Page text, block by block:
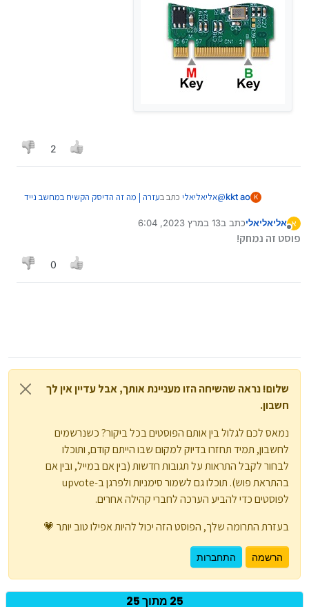
2
K
kkt ao
@אליאליאלי כתב בעזרה | מה זה הדיסק הקשיח במחשב נייד
א אליאליאליכתב ב13 במרץ 2023, 6:04
נערך לאחרונה על ידי אליאליאלי
פוסט זה נמחק!
0
שלום! נראה שהשיחה הזו מעניינת אותך, אבל עדיין אין לך
חשבון.
נמאס לכם לגלול בין אותם הפוסטים בכל ביקור? כשנרשמים
לחשבון, תמיד תחזרו בדיוק למקום שבו הייתם קודם, ותוכלו
לבחור לקבל התראות על תגובות חדשות (בין אם במייל, ובין אם
בהתראת פוש). תוכלו גם לשמור סימניות ולפרגן ב-upvote
לפוסטים כדי להביע הערכה לחברי קהילה אחרים.
בעזרת התרומה שלך, הפוסט הזה יכול להיות אפילו טוב יותר 💗
הרשמה התחברות
25 מתוך 25